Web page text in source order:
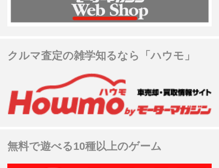
クルマ査定の雑学知るなら「ハウモ」
無料で遊べる10種以上のゲーム